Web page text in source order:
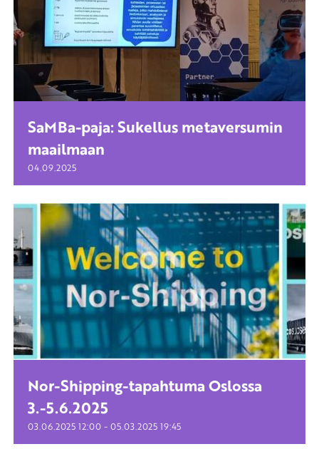
SaMBa-paja: Sukellus metaversumin
maailmaan
04.09.2025
Nor-Shipping-tapahtuma Oslossa
3.-5.6.2025
03.06.2025 12:00 - 05.03.2025 19:45